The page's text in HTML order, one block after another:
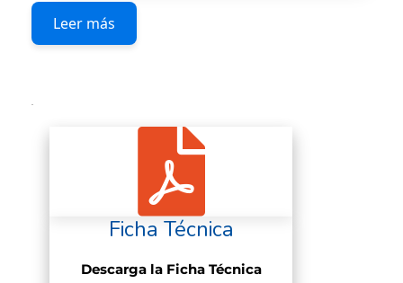
Opciones: Dos tornillos /pantalla
perforada /Bomba En Línea /
Leer más
Ficha Técnica
Descarga la Ficha Técnica